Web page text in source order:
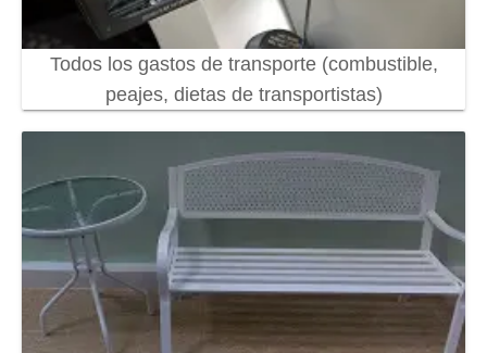
Todos los gastos de transporte (combustible,
peajes, dietas de transportistas)